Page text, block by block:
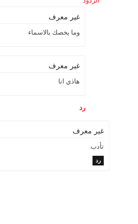
غير معرف
وما يخصك بالاسماء
غير معرف
هاذي انا
رد
غير معرف
تأدب
رد